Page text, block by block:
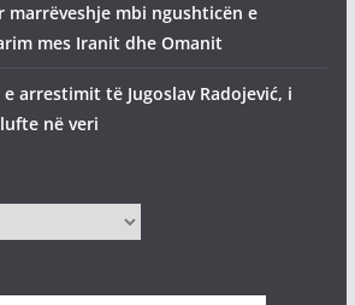
marrëveshje mbi ngushticën e
mes Iranit dhe Omanit
arrestimit të Jugoslav Radojević, i
në veri